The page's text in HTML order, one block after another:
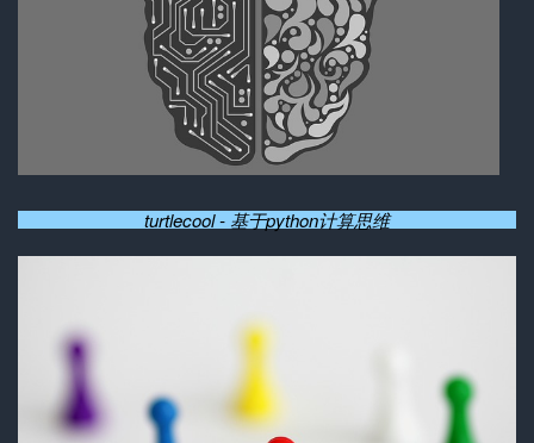
turtlecool - 基于python计算思维